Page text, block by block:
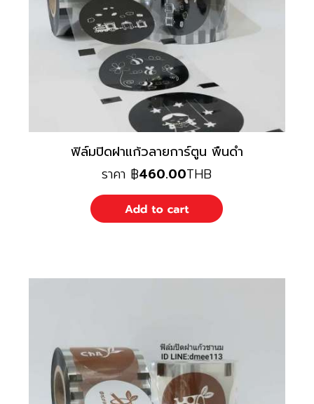
ฟิล์มปิดฝาแก้วลายการ์ตูน พืนดำ
ราคา ฿460.00THB